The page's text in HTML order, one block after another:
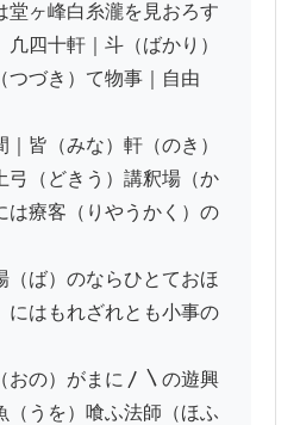
堂ヶ峰白糸瀧を見おろす
四十軒｜斗（ばかり）
つづき）て物事｜自由
皆（みな）軒（のき）
弓（どきう）講釈場（か
は療客（りやうかく）の
（ば）のならひとておほ
にはもれざれとも小事の
おの）がまに〳〵の遊興
（うを）喰ふ法師（ほふ